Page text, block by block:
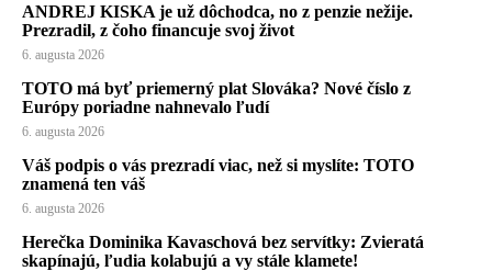
ANDREJ KISKA je už dôchodca, no z penzie nežije.
Prezradil, z čoho financuje svoj život
6. augusta 2026
TOTO má byť priemerný plat Slováka? Nové číslo z
Európy poriadne nahnevalo ľudí
6. augusta 2026
Váš podpis o vás prezradí viac, než si myslíte: TOTO
znamená ten váš
6. augusta 2026
Herečka Dominika Kavaschová bez servítky: Zvieratá
skapínajú, ľudia kolabujú a vy stále klamete!